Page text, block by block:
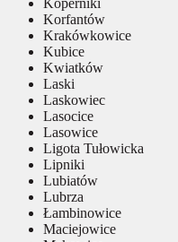
Korfantów
Krakówkowice
Kubice
Kwiatków
Laski
Laskowiec
Lasocice
Lasowice
Ligota Tułowicka
Lipniki
Lubiatów
Lubrza
Łambinowice
Maciejowice